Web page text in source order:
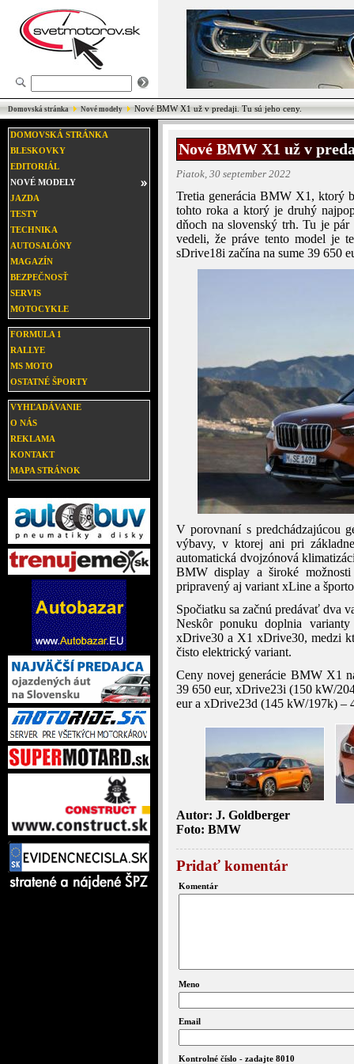
Domovská stránka Nové modely Nové BMW X1 už v predaji. Tu sú jeho ceny.
DOMOVSKÁ STRÁNKA
BLESKOVKY
EDITORIÁL
NOVÉ MODELY
JAZDA
TESTY
TECHNIKA
AUTOSALÓNY
MAGAZÍN
BEZPEČNOSŤ
SERVIS
MOTOCYKLE
FORMULA 1
RALLYE
MS MOTO
OSTATNÉ ŠPORTY
VYHĽADÁVANIE
O NÁS
REKLAMA
KONTAKT
MAPA STRÁNOK
Nové BMW X1 už v
Piatok, 30 september 2022
Tretia generácia BMW X1, ktorý
tohto roka a ktorý je druhý
dňoch na slovenský trh. Tu je pár
vedeli, že práve tento model je
sDrive18i začína na sume 39 650
V porovnaní s predchádzajúcou
výbavy, v ktorej ani pri
automatická dvojzónová
BMW display a široké možnosti
pripravený aj variant xLine a
Spočiatku sa začnú predávať dva
Neskôr ponuku doplnia
xDrive30 a X1 xDrive30, medzi
čisto elektrický variant.
Ceny novej generácie BMW X1
39 650 eur, xDrive23i (150 kW/
eur a xDrive23d (145 kW/197k) –
Autor: J. Goldberger
Foto: BMW
Pridať komentár
Komentár
Meno
Email
Kontrolné číslo - zadajte 8010